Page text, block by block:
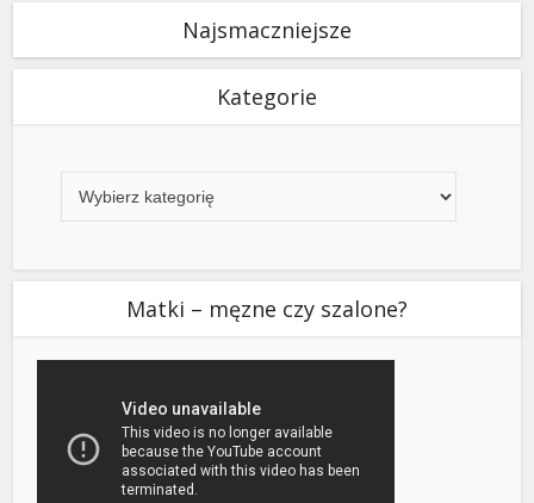
Najsmaczniejsze
Kategorie
Matki – męzne czy szalone?